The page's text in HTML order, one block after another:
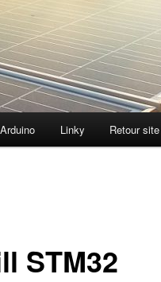
Arduino Linky Retour
STM32